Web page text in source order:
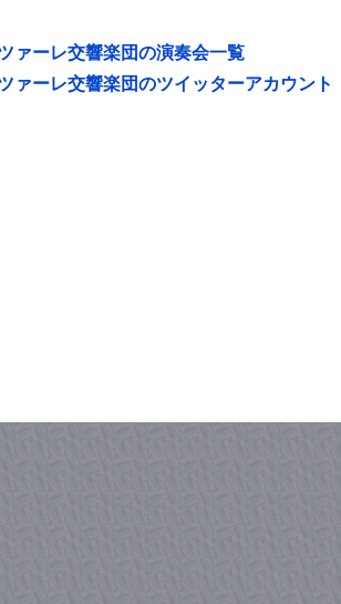
ァーレ交響楽団の演奏会一覧
ァーレ交響楽団のツイッターアカウント